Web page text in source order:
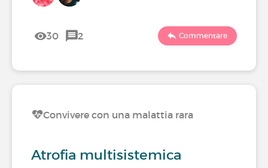
30 2 Commentare
Convivere con una malattia rara
Atrofia multisistemica